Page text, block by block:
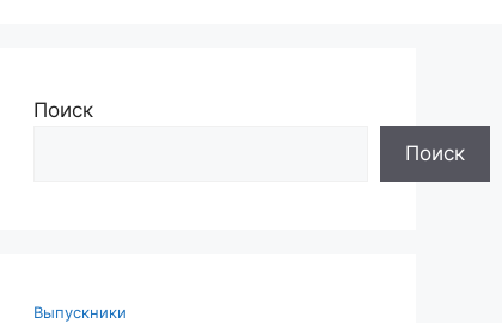
Поиск
Поиск
Выпускники